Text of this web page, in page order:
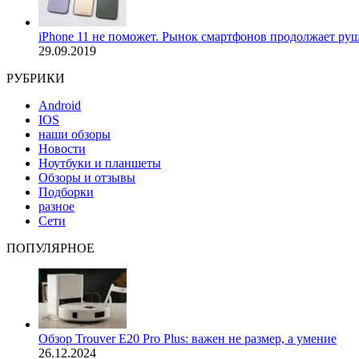
iPhone 11 не поможет. Рынок смартфонов продолжает
29.09.2019
РУБРИКИ
Android
IOS
наши обзоры
Новости
Ноутбуки и планшеты
Обзоры и отзывы
Подборки
разное
Сети
ПОПУЛЯРНОЕ
Обзор Trouver E20 Pro Plus: важен не размер, а умение
26.12.2024